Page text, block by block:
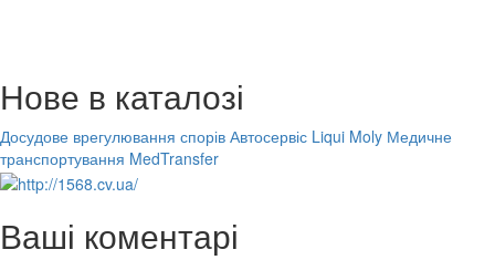
Нове в каталозі
Досудове врегулювання спорів Автосервіс Liqui Moly Медичне
транспортування MedTransfer
Ваші коментарі